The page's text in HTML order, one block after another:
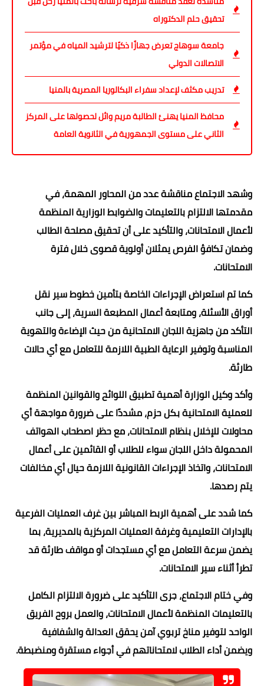
تحقيق حلم الدكتوراه
جامعة سوهاج تعرض جهازًا ذكيًا لترشيد المياه في مؤتمر
الاتصالات الدولي
تدريب مكثف لإعداد سفراء البكالوريا المصرية بالمنيا
محافظ المنيا يهنئ الطالبة مريم وائل لحصولها على المركز
الثاني على مستوى الجمهورية في الثانوية العامة
وشهد الاجتماع مناقشة عدد من المحاور المهمة، في
مقدمتها الالتزام بالتعليمات والضوابط الوزارية المنظمة
لأعمال الامتحانات، والتأكيد على أن تحقيق مصلحة الطالب
وضمان تكافؤ الفرص يمثلان أولوية قصوى خلال فترة
الامتحانات.
كما تم استعراض الإجراءات الخاصة بتأمين خطوط سير نقل
أوراق الأسئلة، ومتابعة أعمال المطبعة السرية، إلى جانب
التأكد من جاهزية اللجان الامتحانية من حيث الإضاءة والتهوية
المناسبة وتوفير الرعاية الطبية اللازمة للتعامل مع أي حالات
طارئة.
وأكد وكيل الوزارة أهمية تطبيق اللوائح والقوانين المنظمة
للعملية الامتحانية بكل حزم، مشددًا على ضرورة مواجهة أي
محاولات للإخلال بنظام الامتحانات، مع حظر اصطحاب الهواتف
المحمولة داخل اللجان سواء للطلاب أو القائمين على أعمال
الامتحانات، واتخاذ الإجراءات القانونية اللازمة حيال أي مخالفات
يتم رصدها.
كما شدد على أهمية الربط المباشر بين غرف العمليات الفرعية
بالإدارات التعليمية وغرفة العمليات المركزية بالمديرية، بما
يضمن سرعة التعامل مع أي مستجدات أو مواقف طارئة قد
تطرأ أثناء سير الامتحانات.
وفي ختام الاجتماع، جرى التأكيد على ضرورة الالتزام الكامل
بالتعليمات المنظمة لأعمال الامتحانات، والعمل بروح الفريق
الواحد لتوفير مناخ تربوي آمن يحقق العدالة والشفافية
ويضمن أداء الطلاب لامتحاناتهم في أجواء مستقرة ومنضبطة.